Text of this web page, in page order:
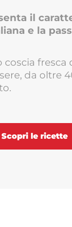
il
e la
coscia
da oltre
Scopri le ricette